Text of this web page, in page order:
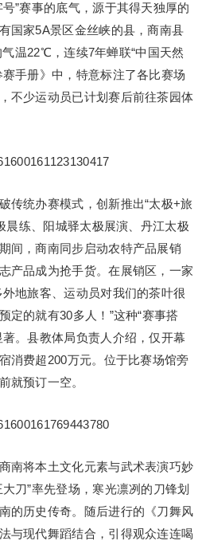
”赛事的底气，源于其得天独厚的
国家5A景区金丝峡的县，商南县
温22℃，连续7年蝉联“中国天然
手册》中，特意标注了各比赛场
不少运动员已计划赛后前往茶园体
传统办赛模式，创新推出“太极+旅
晨练、阳城驿太极展演、丹江太极
间，商南同步启动农特产品展销
产品成为抢手货。在展销区，一家
地旅客、运动员对我们的茶叶很
定的就有30多人！”这种“赛事搭
。县教体局负责人介绍，仅开幕
消费超200万元。位于比赛场馆旁
就预订一空。
南将本土文化元素与武术表演巧妙
刀”率先登场，寒光凛冽的刀锋划
的历史传奇。随后进行的《刀舞风
与现代舞蹈结合，引得观众连连喝